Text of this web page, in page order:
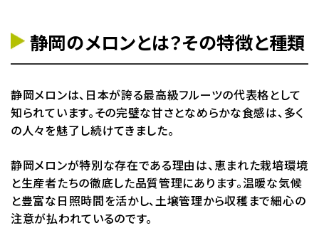
静岡のメロンとは？その特徴と種類
静岡メロンは、日本が誇る最高級フルーツの代表格として
知られています。その完璧な甘さとなめらかな食感は、多く
の人々を魅了し続けてきました。
静岡メロンが特別な存在である理由は、恵まれた栽培環境
と生産者たちの徹底した品質管理にあります。温暖な気候
と豊富な日照時間を活かし、土壌管理から収穫まで細心の
注意が払われているのです。